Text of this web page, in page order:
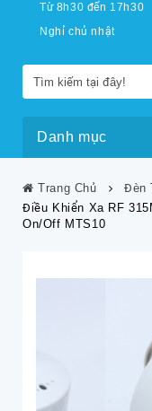
Từ 8h30 đến 17h30
Nghỉ chủ nhật
Danh mục
Trang Chủ Đèn
Điều Khiển Xa RF
On/off MTS10